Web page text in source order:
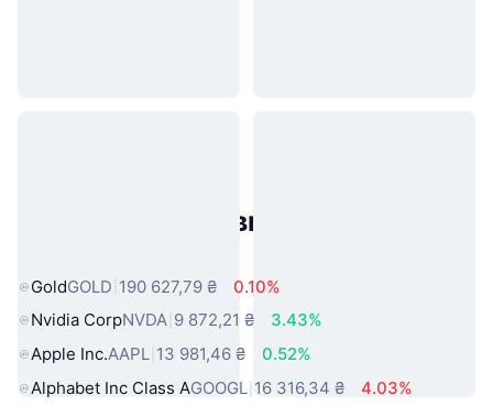
Популярні активи реального
GoldGOLD 190 627,79 ₴
0.10%
Nvidia CorpNVDA 9 872,21 ₴
3.43%
Apple Inc.AAPL 13 981,46 ₴
0.52%
Alphabet Inc Class AGOOGL 16 316,34 ₴
4.03%